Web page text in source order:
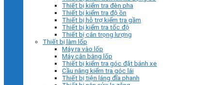
Thiết bị kiểm tra đèn pha
Thiết bị kiểm tra độ ồn
Thiết bị hỗ trợ kiểm tra gầm
Thiết bị kiểm tra tốc độ
Thiết bị cân trọng lượng
Thiết bị làm lốp
Máy ra vào lốp
Máy cân bằng lốp
Thiết bị kiểm tra góc đặt bánh xe
Cầu nâng kiểm tra góc lái
Thiết bị tiện láng đĩa phanh